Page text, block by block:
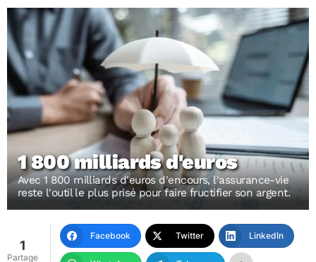
1 800 milliards d'euros
Avec 1 800 milliards d'euros d'encours, l'assurance-vie
reste l'outil le plus prisé pour faire fructifier son argent.
1
Partage
Facebook Twitter LinkedIn